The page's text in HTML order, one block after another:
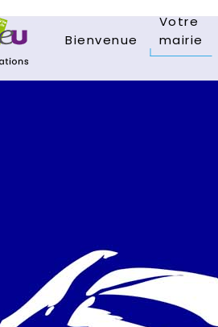
Bienvenue
Votre
mairie